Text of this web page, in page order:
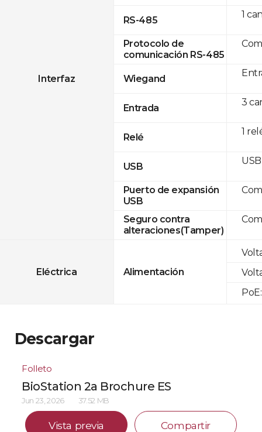
Interfaz
RS-485
Protocolo de
comunicación RS-485
Wiegand
Entrada
Relé
USB
Puerto de expansión
USB
Seguro contra
alteraciones(Tamper)
Eléctrica Alimentación
1
3
1
Descargar
Folleto
BioStation 2a Brochure ES
Jun 23, 2026 37.52 MB
Vista previa Compartir